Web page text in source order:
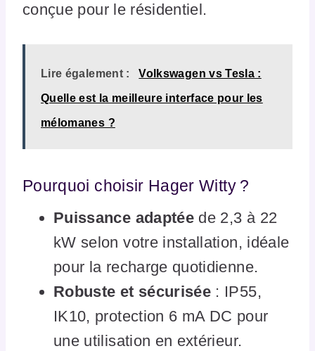
conçue pour le résidentiel.
Lire également : Volkswagen vs Tesla :
Quelle est la meilleure interface pour les
mélomanes ?
Pourquoi choisir Hager Witty ?
Puissance adaptéede 2,3 à 22
kW selon votre installation, idéale
pour la recharge quotidienne.
Robuste et sécurisée : IP55,
IK10, protection 6 mA DC pour
une utilisation en extérieur.